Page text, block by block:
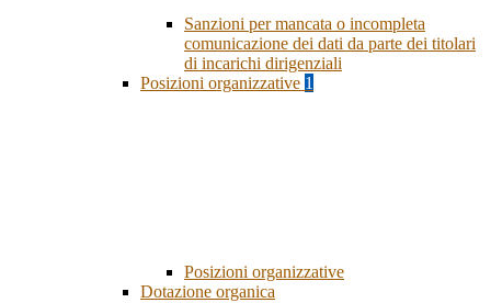
Sanzioni per mancata o incompleta
comunicazione dei dati da parte dei titolari
di incarichi dirigenziali
Posizioni organizzative 1
Posizioni organizzative
Dotazione organica